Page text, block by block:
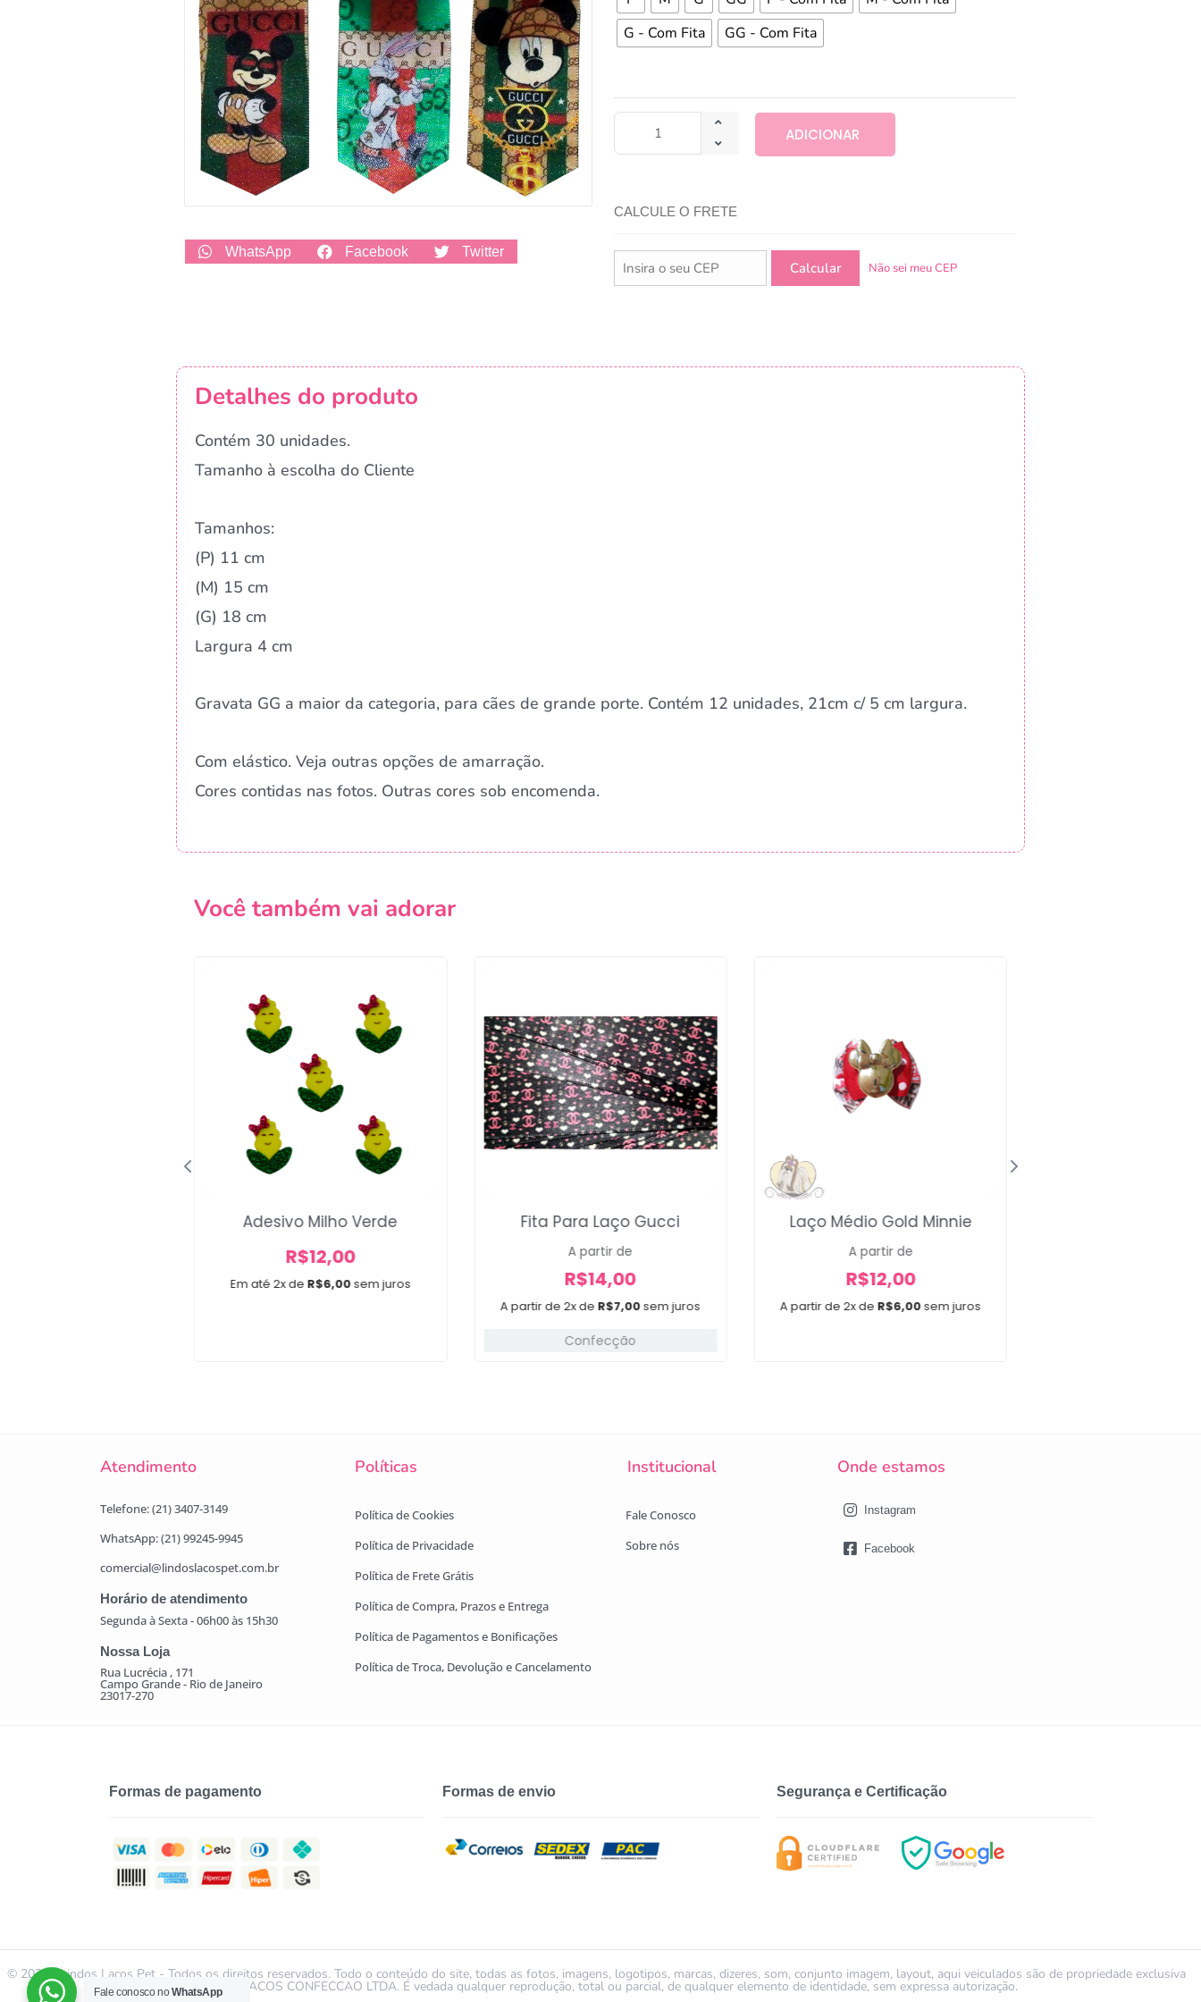
WhatsApp Facebook Twitter
G - Com Fita
GG - Com Fita
ADICIONAR
CALCULE O FRETE
Não sei meu CEP
Detalhes do produto
Contém 30 unidades.
Tamanho à escolha do Cliente
Tamanhos:
(P) 11 cm
(M) 15 cm
(G) 18 cm
Largura 4 cm
Gravata GG a maior da categoria, para cães de grande porte. Contém 12 unidades, 21cm c/ 5 cm largura.
Com elástico. Veja outras opções de amarração.
Cores contidas nas fotos. Outras cores sob encomenda.
Você também vai adorar
Em até 2x de R$6,00sem juros
Adesivo Milho Verde
R$12,00
A partir de 2x de R$7,00sem juros
Fita Para Laço Gucci
A partir de
R$14,00
Confecção
A partir de 2x de R$6,00sem juros
Laço Médio Gold Minnie
A partir de
R$12,00
Atendimento Políticas Institucional Onde estamos
Telefone: (21) 3407-3149
WhatsApp: (21) 99245-9945
comercial@lindoslacospet.com.br
Horário de atendimento
Segunda à Sexta - 06h00 às 15h30
Nossa Loja
Rua Lucrécia , 171
Campo Grande - Rio de Janeiro
23017-270
Política de Cookies
Política de Privacidade
Política de Frete Grátis
Política de Compra, Prazos e Entrega
Política de Pagamentos e Bonificações
Política de Troca, Devolução e Cancelamento
Fale Conosco
Sobre nós
Instagram
Facebook
Formas de pagamento Formas de envio Segurança e Certificação
© 2021 | Lindos Laços Pet - Todos os direitos reservados. Todo o conteúdo do site, todas as fotos, imagens, logotipos, marcas, dizeres, som, conjunto imagem, layout, aqui veiculados são de propriedade exclusiva
da LINDOS LACOS CONFECCAO LTDA. É vedada qualquer reprodução, total ou parcial, de qualquer elemento de identidade, sem expressa autorização.
Fale conosco noWhatsApp